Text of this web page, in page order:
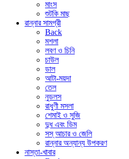
মাংস
শুটকি মাছ
রান্নার সামগ্রী
Back
মশলা
লবণ ও চিনি
চাউল
ডাল
আটা-ময়দা
তেল
নুডলস
রাধুণী মসলা
শেমাই ও সুজি
দুধ এবং ডিম
সস্ আচার ও জেলি
রান্নার অন্যান্য উপকরণ
নাস্তা-খাবার